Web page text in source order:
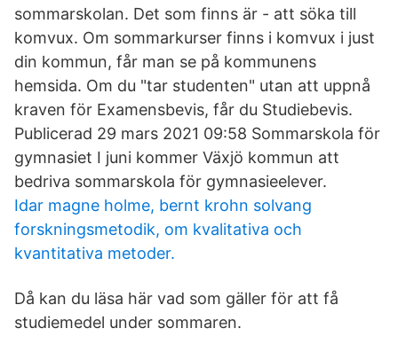
sommarskolan. Det som finns är - att söka till
komvux. Om sommarkurser finns i komvux i just
din kommun, får man se på kommunens
hemsida. Om du "tar studenten" utan att uppnå
kraven för Examensbevis, får du Studiebevis.
Publicerad 29 mars 2021 09:58 Sommarskola för
gymnasiet I juni kommer Växjö kommun att
bedriva sommarskola för gymnasieelever.
Idar magne holme, bernt krohn solvang
forskningsmetodik, om kvalitativa och
kvantitativa metoder.
Då kan du läsa här vad som gäller för att få
studiemedel under sommaren.